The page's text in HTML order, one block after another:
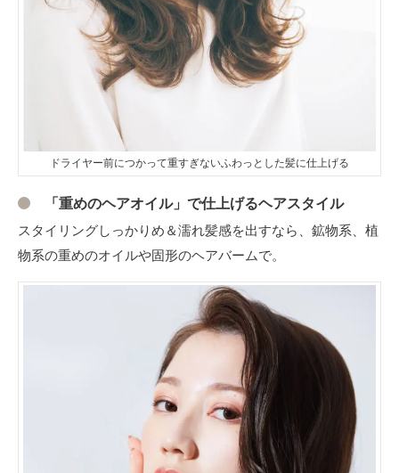
ドライヤー前につかって重すぎないふわっとした髪に仕上げる
「重めのヘアオイル」で仕上げるヘアスタイル
スタイリングしっかりめ＆濡れ髪感を出すなら、鉱物系、植
物系の重めのオイルや固形のヘアバームで。